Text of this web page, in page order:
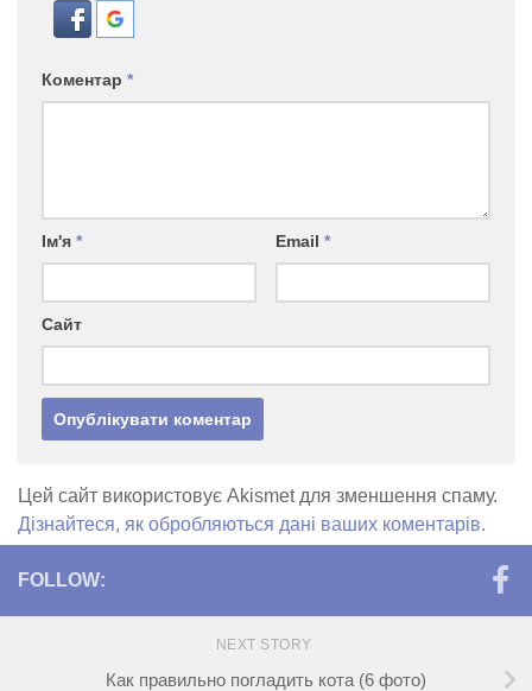
Коментар *
Ім'я * Email *
Сайт
Цей сайт використовує Akismet для зменшення спаму.
Дізнайтеся, як обробляються дані ваших коментарів.
FOLLOW:
NEXT STORY
Как правильно погладить кота (6 фото)